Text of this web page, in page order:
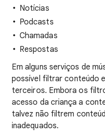
Notícias
Podcasts
Chamadas
Respostas
Em alguns serviços de
possível filtrar conteúdo
terceiros. Embora os
acesso da criança a
talvez não filtrem
inadequados.